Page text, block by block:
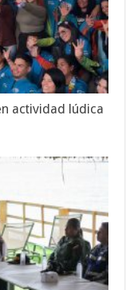
actividad lúdica